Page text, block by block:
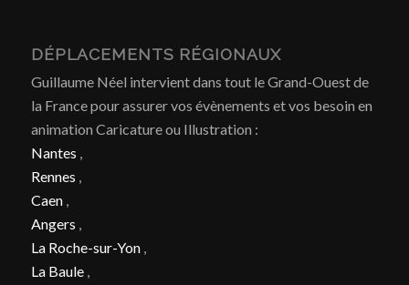
DÉPLACEMENTS RÉGIONAUX
Guillaume Néel intervient dans tout le Grand-Ouest de
la France pour assurer vos évènements et vos besoin en
animation Caricature ou Illustration :
Nantes ,
Rennes ,
Caen,
Angers ,
La Roche-sur-Yon,
La Baule,